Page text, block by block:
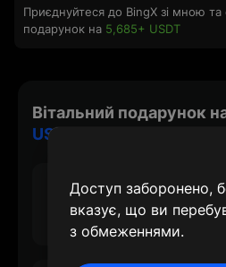
Приєднуйтеся до BingX зі мною та
подарунок на 5,685+ USDT
Вітальний подарунок
USDT
30 USDT
Макс. нагорода за створення
Доступ заборонено,
вказує, що ви
з обмеженнями.